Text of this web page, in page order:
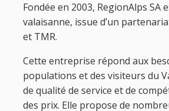
Fondée en 2003, RegionAlps SA
valaisanne, issue d’un
et TMR.
Cette entreprise répond aux
populations et des visiteurs du
de qualité de service et de
des prix. Elle propose de